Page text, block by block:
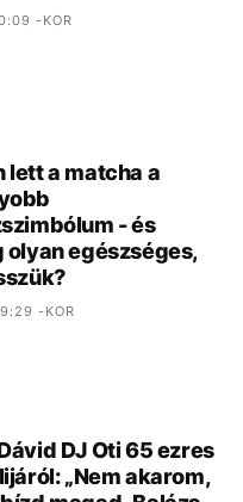
-KOR
lett a matcha a
- és
olyan egészséges,
-KOR
DJ Oti 65 ezres
„Nem akarom,